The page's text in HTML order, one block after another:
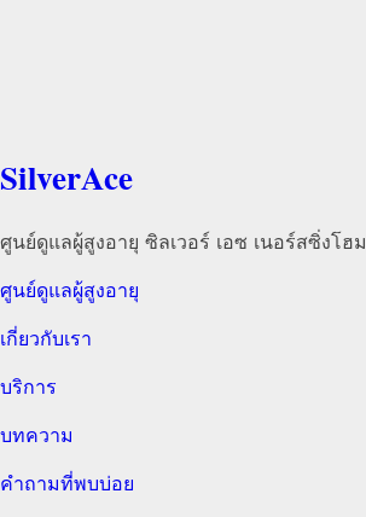
SilverAce
ศูนย์ดูแลผู้สูงอายุ ซิลเวอร์ เอซ เนอร์สซิ่งโฮม
ศูนย์ดูแลผู้สูงอายุ
เกี่ยวกับเรา
บริการ
บทความ
คำถามที่พบบ่อย